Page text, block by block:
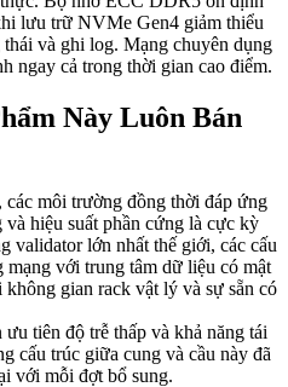
lưu trữ NVMe Gen4 giảm thiểu
và ghi log. Mạng chuyên dụng
ngay cả trong thời gian cao điểm.
Này Luôn Bán
các môi trường đồng thời đáp ứng
hiệu suất phần cứng là cực kỳ
validator lớn nhất thế giới, các cấu
với trung tâm dữ liệu có mật
gian rack vật lý và sự sẵn có
tiên độ trễ thấp và khả năng tái
cấu trúc giữa cung và cầu này đã
với mỗi đợt bổ sung.